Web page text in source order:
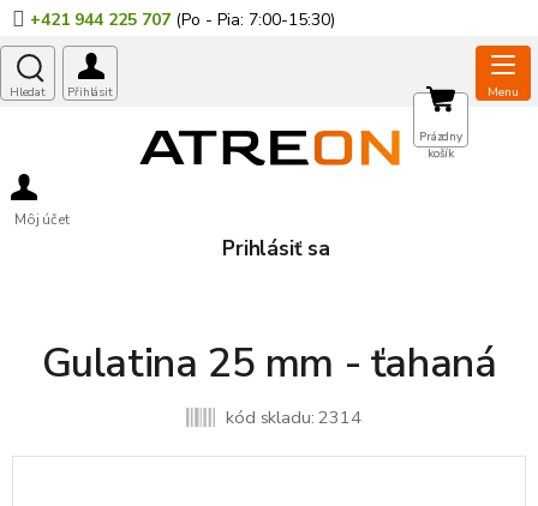
Prejsť
na
obsah
+421 944 225 707
Môj účet
Prihlásiť sa
NÁKUPNÝ
KOŠÍK
Prázdny
košík
Gulatina 25 mm - ťahaná
kód skladu: 2314